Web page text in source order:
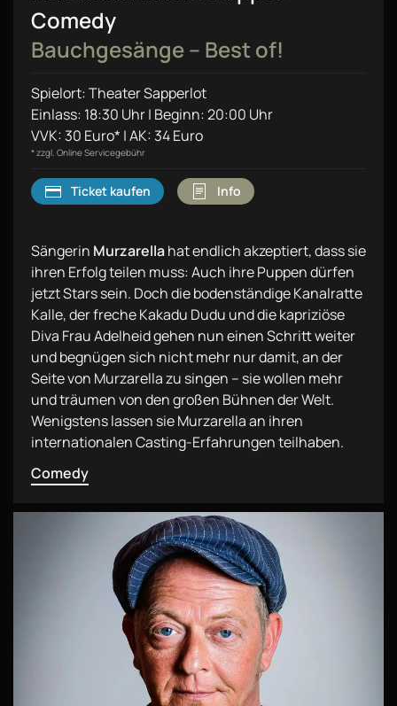
Comedy
Bauchgesänge – Best of!
Spielort: Theater Sapperlot
Einlass: 18:30 Uhr | Beginn: 20:00 Uhr
VVK: 30 Euro* | AK: 34 Euro
* zzgl. Online Servicegebühr
Ticket kaufen Info
Sängerin Murzarellahat endlich akzeptiert, dass sie
ihren Erfolg teilen muss: Auch ihre Puppen dürfen
jetzt Stars sein. Doch die bodenständige Kanalratte
Kalle, der freche Kakadu Dudu und die kapriziöse
Diva Frau Adelheid gehen nun einen Schritt weiter
und begnügen sich nicht mehr nur damit, an der
Seite von Murzarella zu singen – sie wollen mehr
und träumen von den großen Bühnen der Welt.
Wenigstens lassen sie Murzarella an ihren
internationalen Casting-Erfahrungen teilhaben.
Comedy